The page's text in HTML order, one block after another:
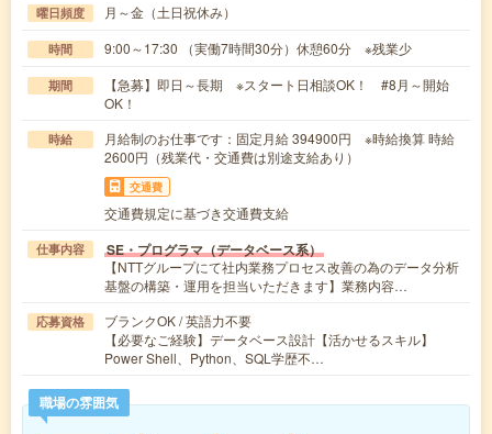
曜日頻度 月～金（土日祝休み）
時間 9:00～17:30 （実働7時間30分）休憩60分 ※残業少
期間
【急募】即日～長期 ※スタート日相談OK！ #8月～開始
OK！
時給
月給制のお仕事です：固定月給 394900円 ※時給換算 時給
2600円（残業代・交通費は別途支給あり）
交通費
交通費規定に基づき交通費支給
仕事内容 SE・プログラマ（データベース系）
【NTTグループにて社内業務プロセス改善の為のデータ分析
基盤の構築・運用を担当いただきます】業務内容…
応募資格
ブランクOK / 英語力不要
【必要なご経験】データベース設計【活かせるスキル】
Power Shell、Python、SQL学歴不…
職場の雰囲気